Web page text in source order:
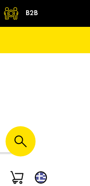
B2B